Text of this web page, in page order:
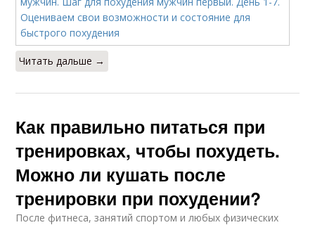
Читать дальше →
Как правильно питаться при
тренировках, чтобы похудеть.
Можно ли кушать после
тренировки при похудении?
После фитнеса, занятий спортом и любых физических